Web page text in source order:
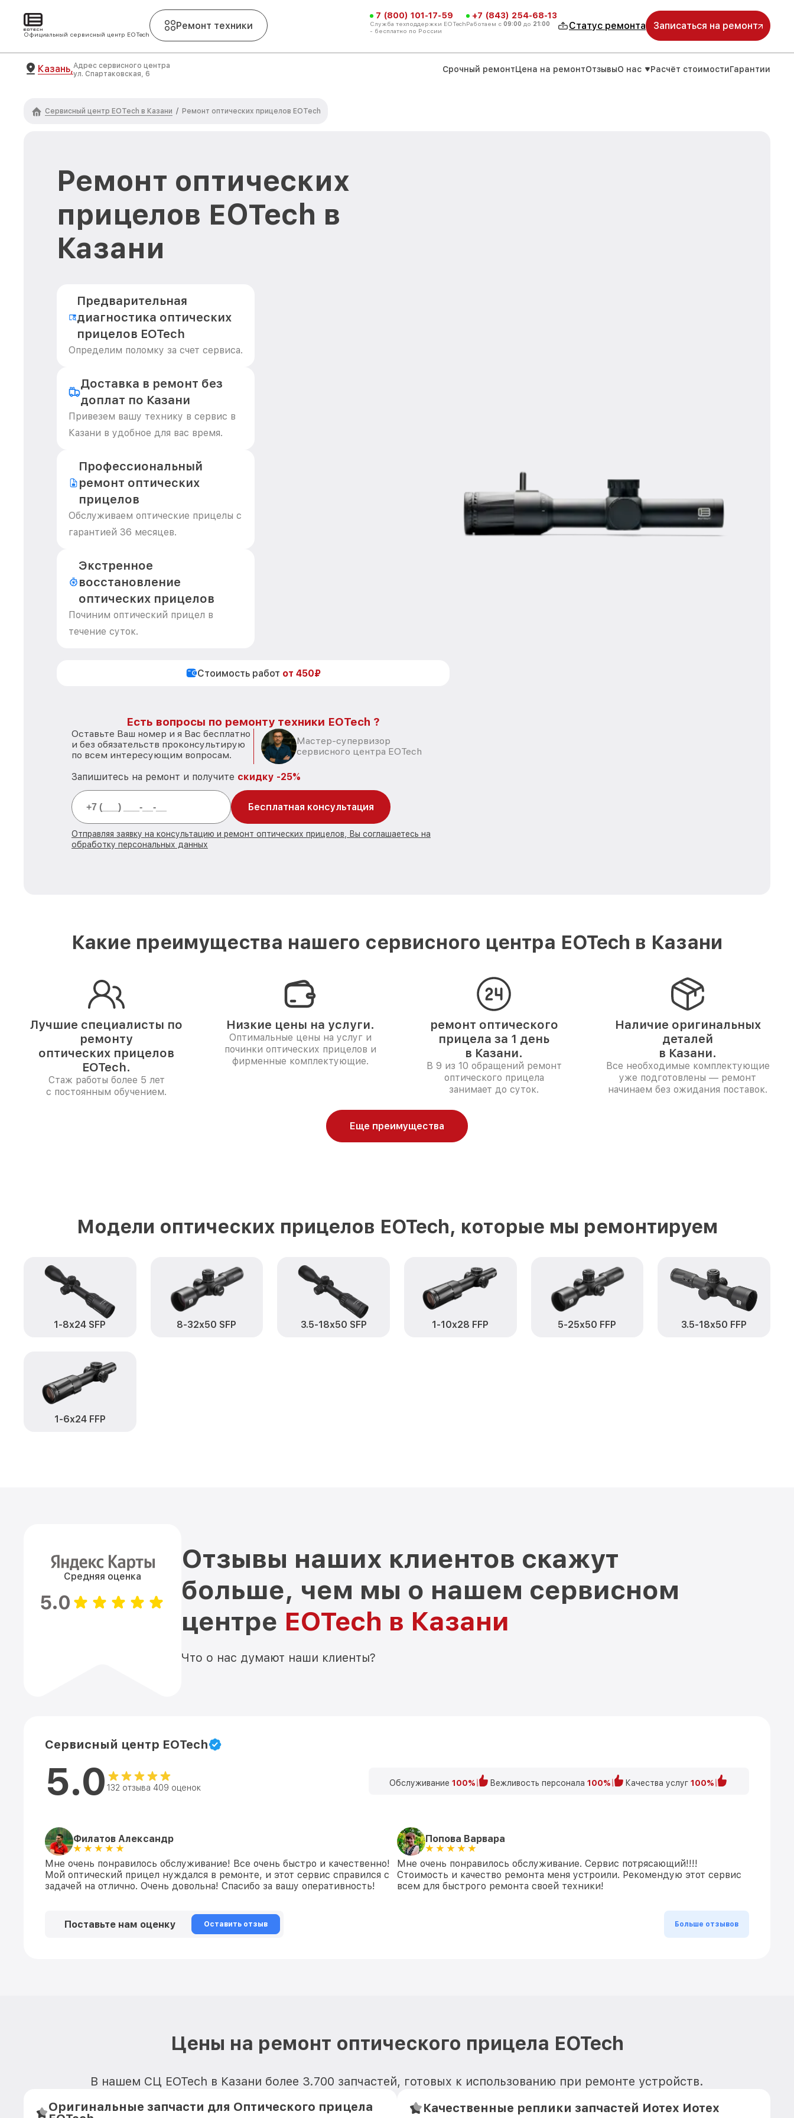
Официальный сервисный центр EOTech
Ремонт техники
7 (800) 101-17-59
Служба техподдержки EOTech
- бесплатно по России
+7 (843) 254-68-13
Работаем с 09:00 до 21:00 Статус ремонта Записаться на ремонт
Казань,Адрес сервисного центра
ул. Спартаковская, 6
Срочный ремонтЦена на ремонтОтзывыО нас Расчёт стоимостиГарантии
Сервисный центр EOTech в Казани / Ремонт оптических прицелов EOTech
Ремонт оптических
прицелов EOTech в
Казани
Предварительная
диагностика оптических
прицелов EOTech
Определим поломку за счет сервиса.
Доставка в ремонт без
доплат по Казани
Привезем вашу технику в сервис в
Казани в удобное для вас время.
Профессиональный
ремонт оптических
прицелов
Обслуживаем оптические прицелы с
гарантией 36 месяцев.
Экстренное
восстановление
оптических прицелов
Починим оптический прицел в
течение суток.
Стоимость работ от 450₽
Есть вопросы по ремонту техники EOTech ?
Оставьте Ваш номер и я Вас бесплатно
и без обязательств проконсультирую
по всем интересующим вопросам.
Мастер-супервизор
сервисного центра EOTech
Запишитесь на ремонт и получите скидку -25%
Бесплатная консультация
Отправляя заявку на консультацию и ремонт оптических прицелов, Вы соглашаетесь на
обработку персональных данных
Какие преимущества нашего сервисного центра EOTech в Казани
Лучшие специалисты по
ремонту
оптических прицелов
EOTech.
Стаж работы более 5 лет
с постоянным обучением.
Низкие цены на услуги.
Оптимальные цены на услуг и
починки оптических прицелов и
фирменные комплектующие.
ремонт оптического
прицела за 1 день
в Казани.
В 9 из 10 обращений ремонт
оптического прицела
занимает до суток.
Наличие оригинальных
деталей
в Казани.
Все необходимые комплектующие
уже подготовлены — ремонт
начинаем без ожидания поставок.
Еще преимущества
Модели оптических прицелов EOTech, которые мы ремонтируем
1-8x24 SFP 8-32x50 SFP 3.5-18x50 SFP 1-10x28 FFP 5-25x50 FFP 3.5-18x50 FFP
1-6x24 FFP
Средняя оценка
5.0
Отзывы наших клиентов скажут
больше, чем мы о нашем сервисном
центре EOTech в Казани
Что о нас думают наши клиенты?
Сервисный центр EOTech
5.0 132 отзыва 409 оценок Обслуживание 100% Вежливость персонала 100% Качества услуг 100%
Филатов Александр
Мне очень понравилось обслуживание! Все очень быстро и качественно!
Мой оптический прицел нуждался в ремонте, и этот сервис справился с
задачей на отлично. Очень довольна! Спасибо за вашу оперативность!
Попова Варвара
Мне очень понравилось обслуживание. Сервис потрясающий!!!!
Стоимость и качество ремонта меня устроили. Рекомендую этот сервис
всем для быстрого ремонта своей техники!
Поставьте нам оценку Оставить отзыв Больше отзывов
Цены на ремонт оптического прицела EOTech
В нашем СЦ EOTech в Казани более 3.700 запчастей, готовых к использованию при ремонте устройств.
Оригинальные запчасти для Оптического прицела
Качественные реплики запчастей Иотех Иотех